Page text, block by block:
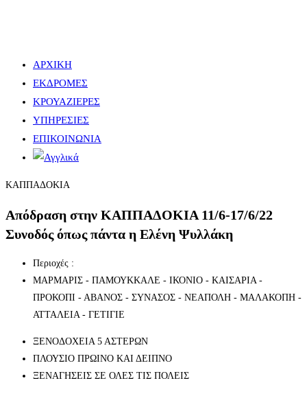
ΑΡΧΙΚΗ
ΕΚΔΡΟΜΕΣ
ΚΡΟΥΑΖΙΕΡΕΣ
ΥΠΗΡΕΣΙΕΣ
ΕΠΙΚΟΙΝΩΝΙΑ
ΚΑΠΠΑΔΟΚΙΑ
Απόδραση στην ΚΑΠΠΑΔΟΚΙΑ 11/6-17/6/22
Συνοδός όπως πάντα η Ελένη Ψυλλάκη
Περιοχές :
ΜΑΡΜΑΡΙΣ - ΠΑΜΟΥΚΚΑΛΕ - ΙΚΟΝΙΟ - ΚΑΙΣΑΡΙΑ -
ΠΡΟΚΟΠΙ - ΑΒΑΝΟΣ - ΣΥΝΑΣΟΣ - ΝΕΑΠΟΛΗ - ΜΑΛΑΚΟΠΗ -
ΑΤΤΑΛΕΙΑ - ΓΕΤΙΓΙΕ
ΞΕΝΟΔΟΧΕΙΑ 5 ΑΣΤΕΡΩΝ
ΠΛΟΥΣΙΟ ΠΡΩΙΝΟ ΚΑΙ ΔΕΙΠΝΟ
ΞΕΝΑΓΗΣΕΙΣ ΣΕ ΟΛΕΣ ΤΙΣ ΠΟΛΕΙΣ